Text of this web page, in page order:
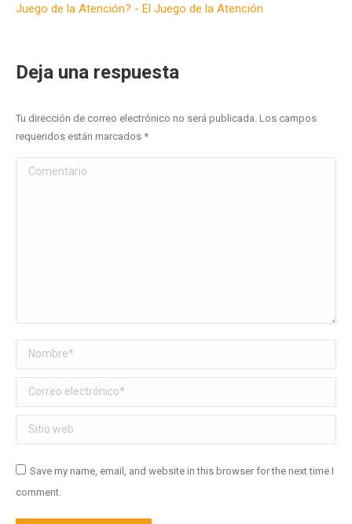
Juego de la Atención? - El Juego de la Atención
Deja una respuesta
Tu dirección de correo electrónico no será publicada. Los campos
requeridos están marcados *
Comentario
Nombre *
Correo electrónico *
Sitio web
Save my name, email, and website in this browser for the next time I
comment.